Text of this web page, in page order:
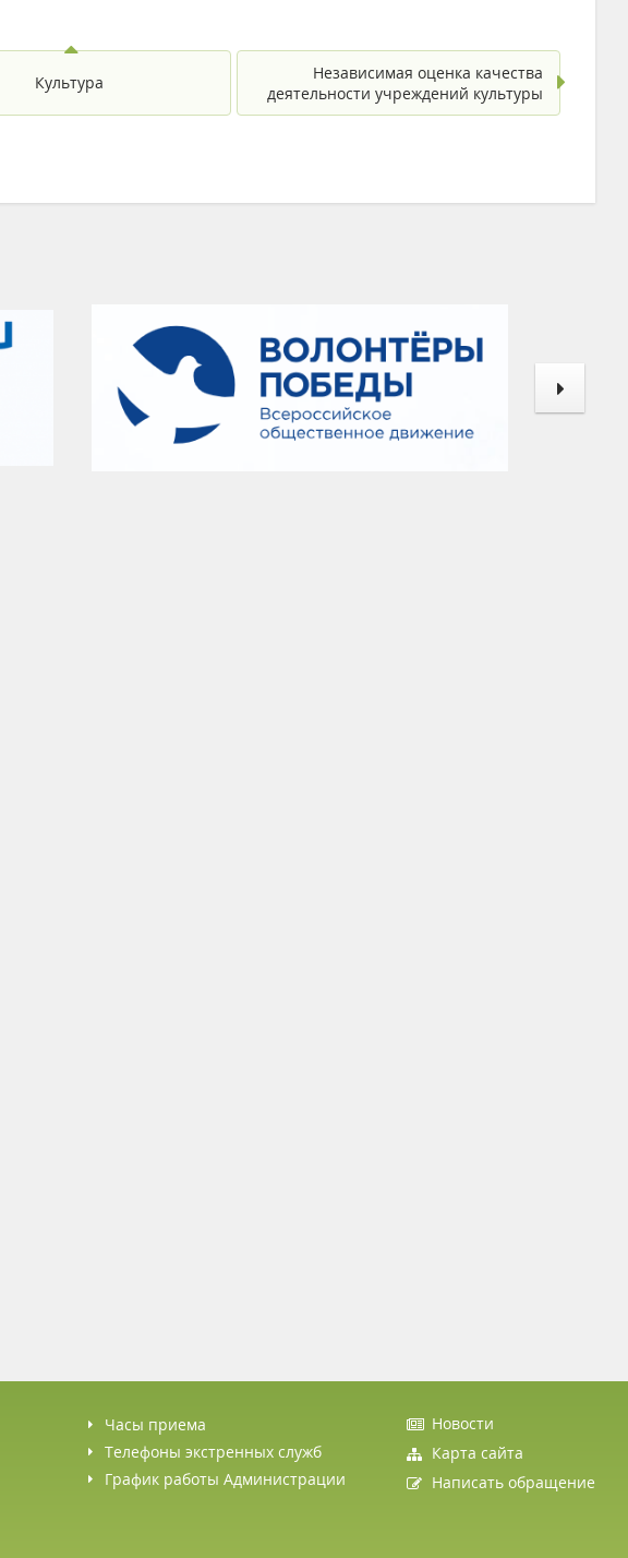
Культура
Независимая оценка качества
деятельности учреждений культуры
Часы приема
Телефоны экстренных служб
График работы Администрации
Новости
Карта сайта
Написать обращение